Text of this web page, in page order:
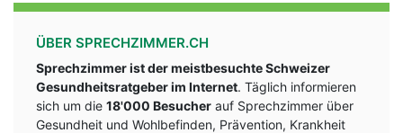
ÜBER SPRECHZIMMER.CH
Sprechzimmer ist der meistbesuchte Schweizer
Gesundheitsratgeber im Internet. Täglich informieren
sich um die 18'000 Besucher auf Sprechzimmer über
Gesundheit und Wohlbefinden, Prävention, Krankheit